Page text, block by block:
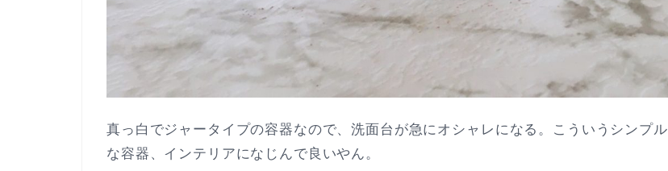
真っ白でジャータイプの容器なので、洗面台が急にオシャレになる。こういうシンプル
な容器、インテリアになじんで良いやん。